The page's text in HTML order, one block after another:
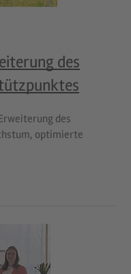
des
des
optimierte